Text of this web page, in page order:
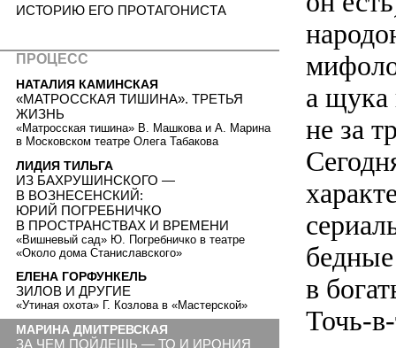
а щука
не за
в
Точь-
ИСТОРИЮ ЕГО ПРОТАГОНИСТА
ПРОЦЕСС
НАТАЛИЯ КАМИНСКАЯ
«МАТРОССКАЯ ТИШИНА». ТРЕТЬЯ
ЖИЗНЬ
«Матросская тишина» В. Машкова и А. Марина
в Московском театре Олега Табакова
ЛИДИЯ ТИЛЬГА
ИЗ БАХРУШИНСКОГО —
В ВОЗНЕСЕНСКИЙ:
ЮРИЙ ПОГРЕБНИЧКО
В ПРОСТРАНСТВАХ И ВРЕМЕНИ
«Вишневый сад» Ю. Погребничко в театре
«Около дома Станиславского»
ЕЛЕНА ГОРФУНКЕЛЬ
ЗИЛОВ И ДРУГИЕ
«Утиная охота» Г. Козлова в «Мастерской»
МАРИНА ДМИТРЕВСКАЯ
ЗА ЧЕМ ПОЙДЕШЬ — ТО И ИРОНИЯ